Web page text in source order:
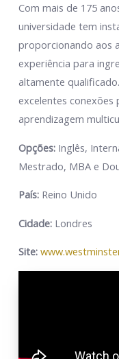
Com mais de 175
universidade tem
proporcionando aos
experiência para
altamente
excelentes
aprendizagem
Opções:Inglês,
Mestrado, MBA e
País:Reino Unido
Cidade:Londres
Site: